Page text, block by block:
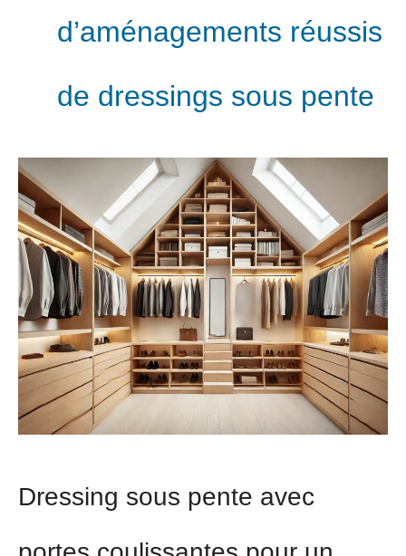
d’aménagements réussis
de dressings sous pente
Dressing sous pente avec